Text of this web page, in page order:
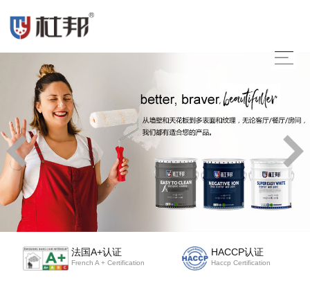
法国A+认证
French A + Certification
HACCP认证
Haccp Certification